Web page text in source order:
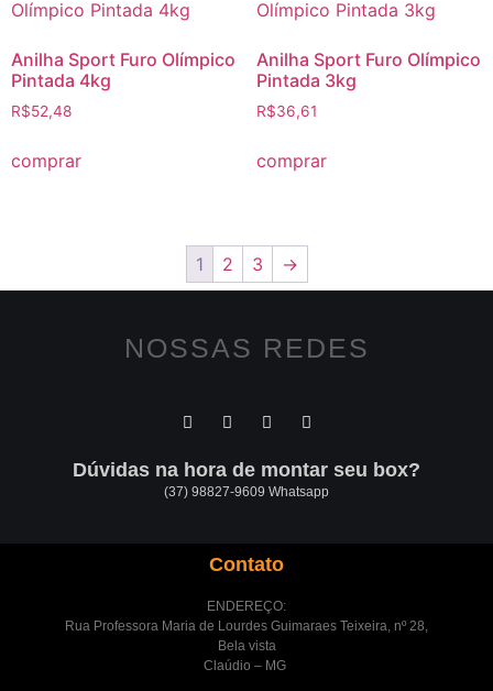
Anilha Sport Furo Olímpico
Pintada 4kg
R$52,48
comprar
Anilha Sport Furo Olímpico
Pintada 3kg
R$36,61
comprar
1 2 3 →
NOSSAS REDES
Dúvidas na hora de montar seu box?
(37) 98827-9609 Whatsapp
Contato
ENDEREÇO:
Rua Professora Maria de Lourdes Guimaraes Teixeira, nº 28,
Bela vista
Claúdio – MG